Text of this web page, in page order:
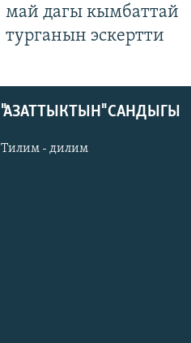
май дагы кымбаттай
турганын эскертти
"АЗАТТЫКТЫН" САНДЫГЫ
Тилим - дилим